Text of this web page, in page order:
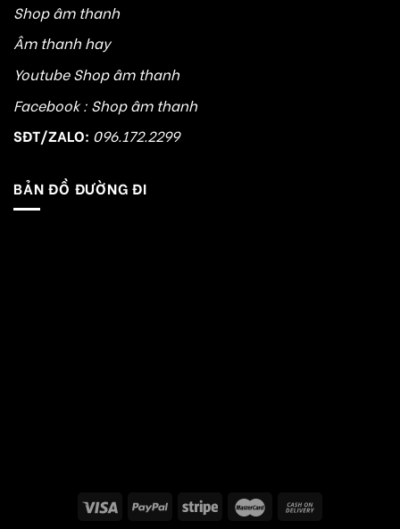
Shop âm thanh
Âm thanh hay
Youtube Shop âm thanh
Facebook : Shop âm thanh
SĐT/ZALO: 096.172.2299
BẢN ĐỒ ĐƯỜNG ĐI